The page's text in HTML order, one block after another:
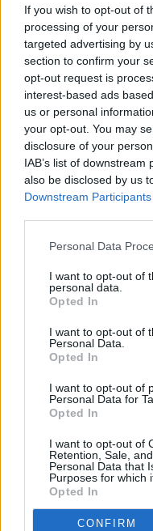
If you wish to opt-out of
processing of your
targeted advertising by
section to confirm your
opt-out request is
interest-based ads
us or personal
your opt-out. You may
disclosure of your
IAB’s list of
also be disclosed by us
Downstream Participants
Personal Data
I want to opt-out of
personal data.
Opted In
I want to opt-out of
Personal Data.
Opted In
I want to opt-out of
Personal Data for
Opted In
I want to opt-out of
Retention, Sale,
Personal Data that
Purposes for which
Opted In
CONFIRM
Sadepäivien
aikaisempina
3 kpl
7 kpl 6 kpl
Entä muut
Tammikuussa
Huhtikuussa
Heinäkuussa
Lokakuussa